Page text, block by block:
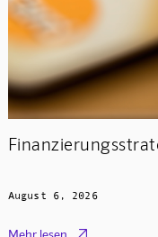
August 6, 2026